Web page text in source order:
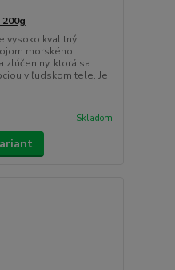
vysoko kvalitný
morského
zlúčeniny, ktorá sa
v ľudskom tele. Je
Skladom